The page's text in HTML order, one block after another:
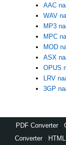
AAC
WAV
MP3
MPC
MOD
ASX
OPUS
LRV
3GP
PDF Converter
Converter